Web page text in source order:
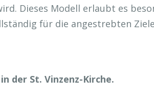
Dieses Modell erlaubt es
für die angestrebten
der St. Vinzenz-Kirche.